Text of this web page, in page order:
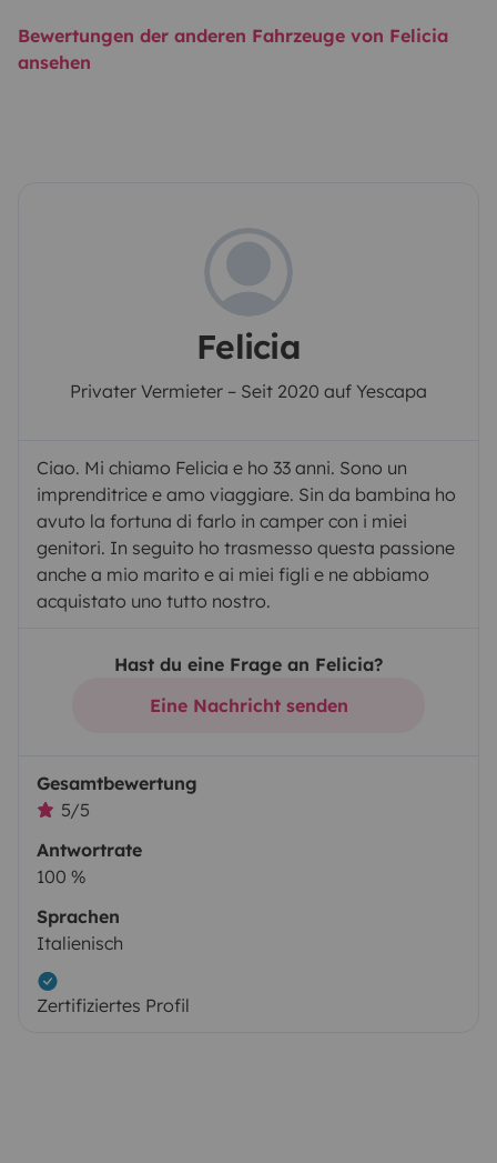
Bewertungen der anderen Fahrzeuge von Felicia
ansehen
Felicia
Privater Vermieter – Seit 2020 auf Yescapa
Ciao. Mi chiamo Felicia e ho 33 anni. Sono un
imprenditrice e amo viaggiare. Sin da bambina ho
avuto la fortuna di farlo in camper con i miei
genitori. In seguito ho trasmesso questa passione
anche a mio marito e ai miei figli e ne abbiamo
acquistato uno tutto nostro.
Hast du eine Frage an Felicia?
Eine Nachricht senden
Gesamtbewertung
5/5
Antwortrate
100 %
Sprachen
Italienisch
Zertifiziertes Profil